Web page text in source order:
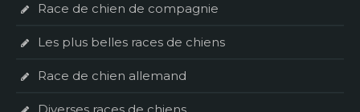
Race de chien de compagnie
Les plus belles races de chiens
Race de chien allemand